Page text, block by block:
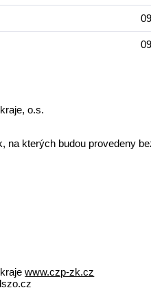
o.s.
na kterých budou provedeny
krajewww.czp-zk.cz